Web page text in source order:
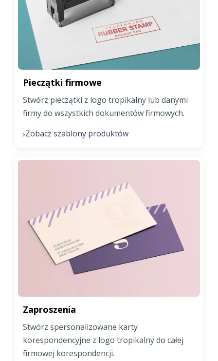
Pieczątki firmowe
Stwórz pieczątki z logo tropikalny lub danymi
firmy do wszystkich dokumentów firmowych.
›Zobacz szablony produktów
Zaproszenia
Stwórz spersonalizowane karty
korespondencyjne z logo tropikalny do całej
firmowej korespondencji.